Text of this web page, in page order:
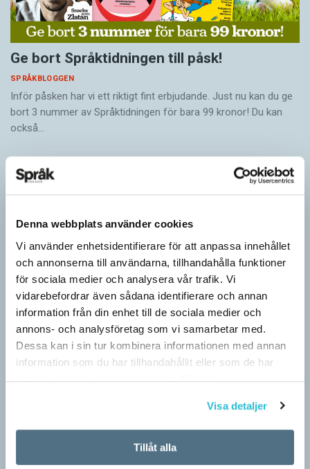
Denna webbplats använder cookies
Vi använder enhetsidentifierare för att anpassa innehållet
och annonserna till användarna, tillhandahålla funktioner
för sociala medier och analysera vår trafik. Vi
vidarebefordrar även sådana identifierare och annan
information från din enhet till de sociala medier och
annons- och analysföretag som vi samarbetar med.
Dessa kan i sin tur kombinera informationen med annan
information som du har tillhandahållit eller som de har
samlat in när du har använt deras tjänster.
Visa detaljer
Tillåt alla
Ge bort Språktidningen till påsk!
SPRÅKBLOGGEN
Inför påsken har vi ett riktigt fint erbjudande. Just nu kan du ge
bort 3 nummer av Språktidningen för bara 99 kronor! Du kan
också…
Särskolan byter namn
Grundsärskola byter namn till anpassad grundskola och
stor del i att detta namnbyte sker är artonåriga Leo Lust…